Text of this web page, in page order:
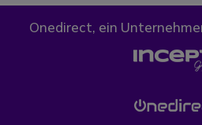
Onedirect, ein